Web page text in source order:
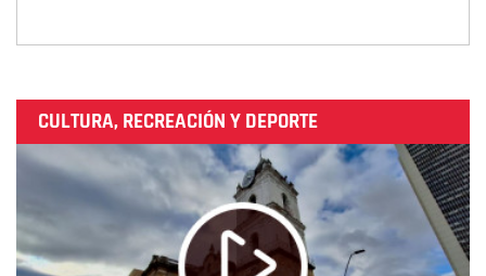
CULTURA, RECREACIÓN Y DEPORTE